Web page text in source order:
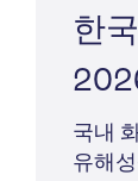
한
국내
유해